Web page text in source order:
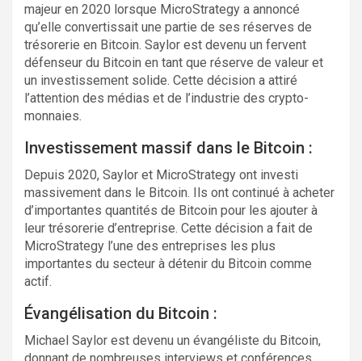
majeur en 2020 lorsque MicroStrategy a annoncé
qu’elle convertissait une partie de ses réserves de
trésorerie en Bitcoin. Saylor est devenu un fervent
défenseur du Bitcoin en tant que réserve de valeur et
un investissement solide. Cette décision a attiré
l’attention des médias et de l’industrie des crypto-
monnaies.
Investissement massif dans le Bitcoin :
Depuis 2020, Saylor et MicroStrategy ont investi
massivement dans le Bitcoin. Ils ont continué à acheter
d’importantes quantités de Bitcoin pour les ajouter à
leur trésorerie d’entreprise. Cette décision a fait de
MicroStrategy l’une des entreprises les plus
importantes du secteur à détenir du Bitcoin comme
actif.
Évangélisation du Bitcoin :
Michael Saylor est devenu un évangéliste du Bitcoin,